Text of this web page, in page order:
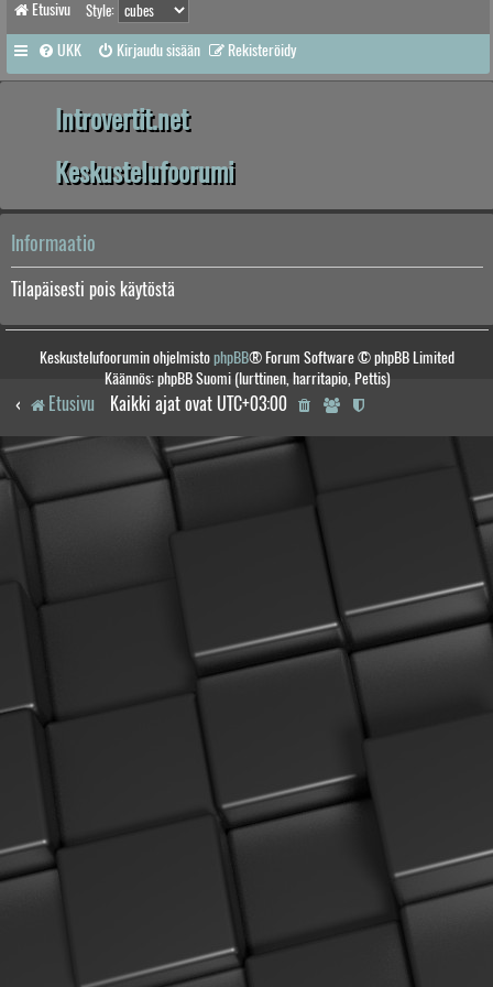
Etusivu Style:
UKK Kirjaudu sisään Rekisteröidy
Introvertit.net
Keskustelufoorumi
Informaatio
Tilapäisesti pois käytöstä
Keskustelufoorumin ohjelmistophpBB® Forum Software © phpBB Limited
Käännös: phpBB Suomi (lurttinen, harritapio, Pettis)
Etusivu Kaikki ajat ovat UTC+03:00